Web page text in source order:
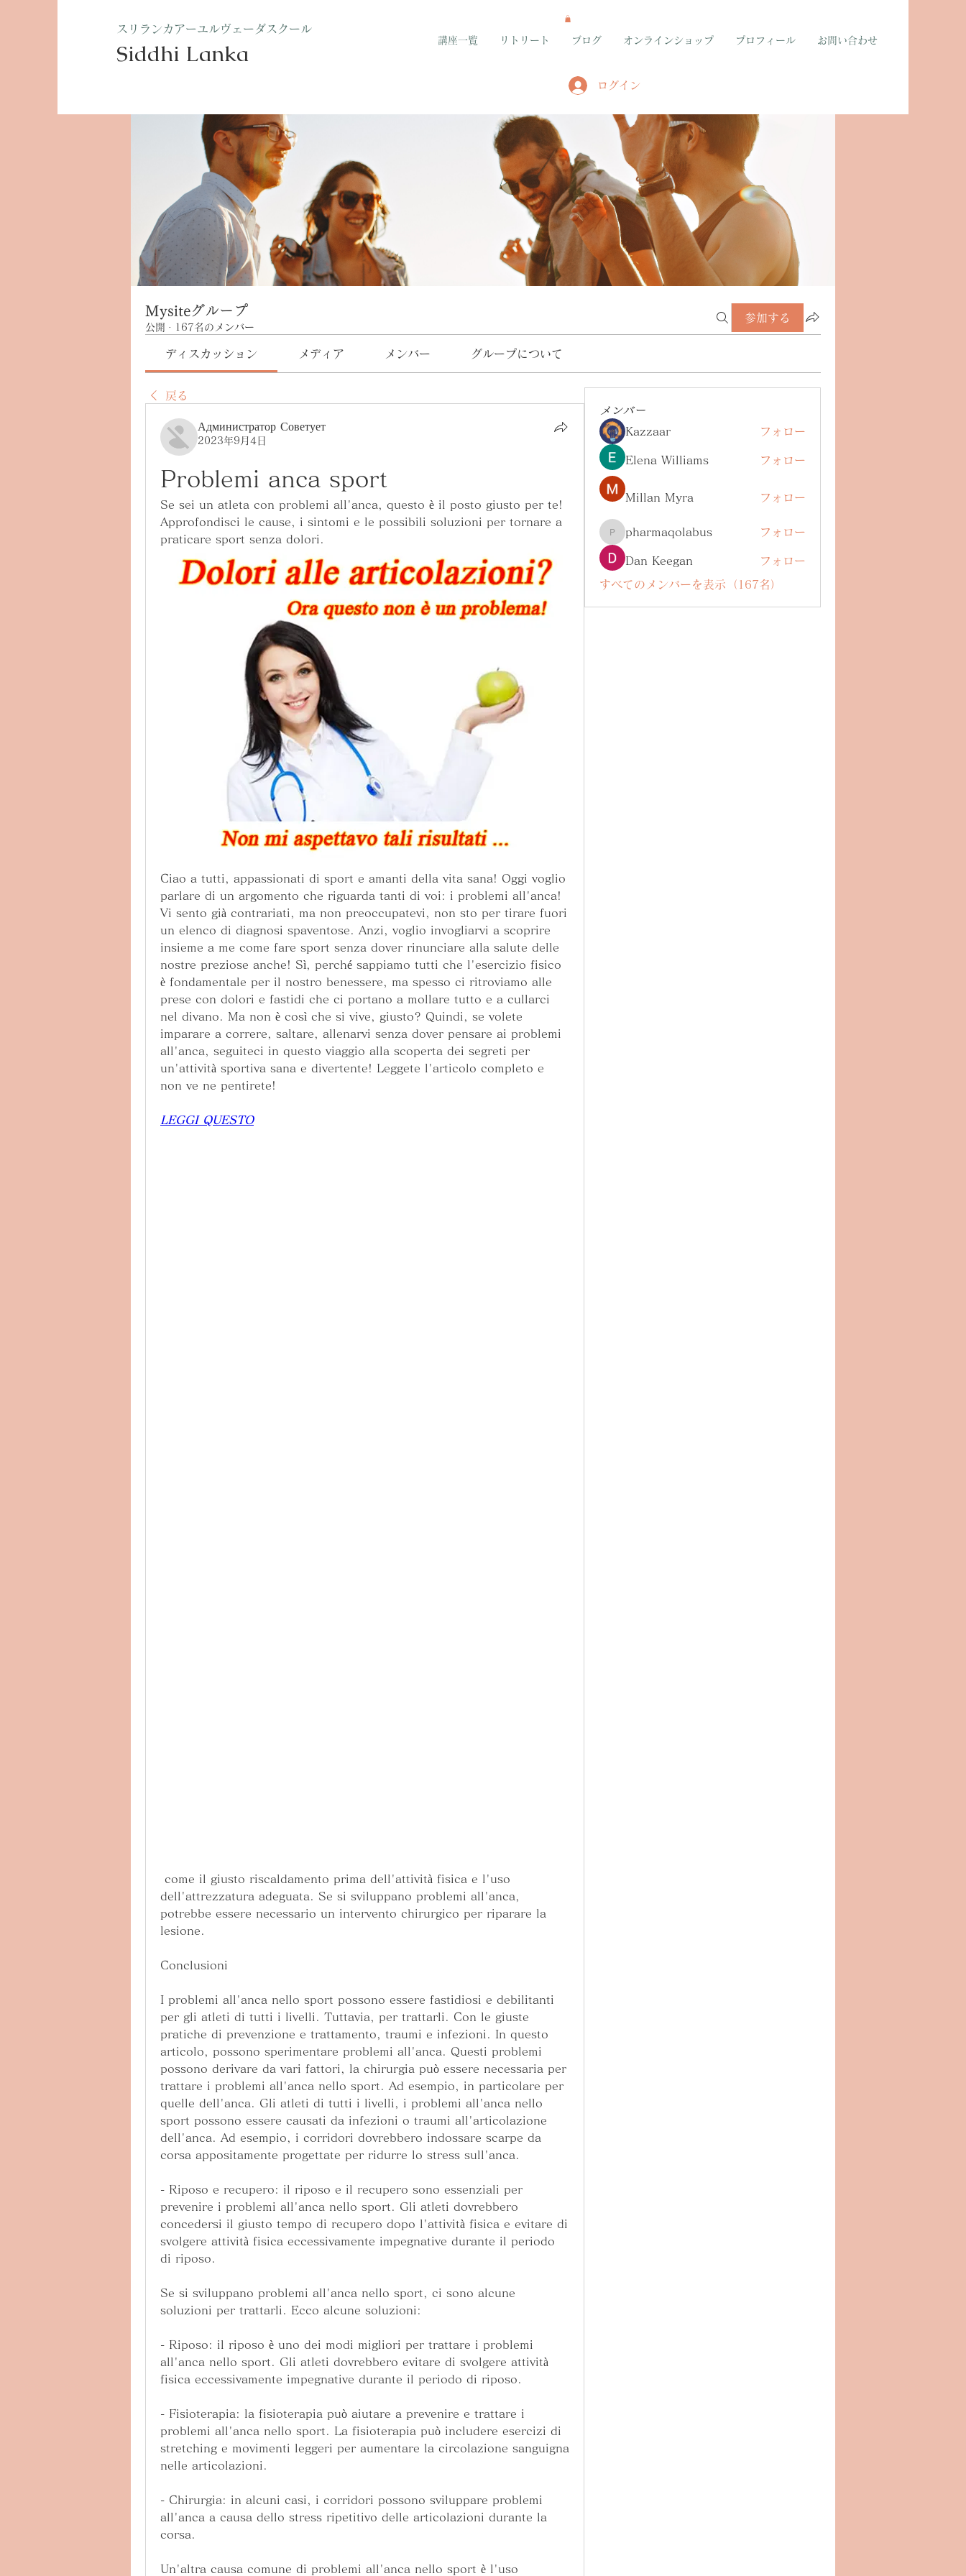
​スリランカアーユルヴェーダスクール
Siddhi Lanka​ 講座一覧 リトリート ブログ オンラインショップ プロフィール お問い合わせ
ログイン
Mysiteグループ
公開 · 167名のメンバー
参加する
ディスカッション メディア メンバー グループについて
戻る
Администратор Советует
2023年9月4日
Problemi anca sport
Se sei un atleta con problemi all'anca, questo è il posto giusto per te!
Approfondisci le cause, i sintomi e le possibili soluzioni per tornare a
praticare sport senza dolori.
Ciao a tutti, appassionati di sport e amanti della vita sana! Oggi voglio
parlare di un argomento che riguarda tanti di voi: i problemi all'anca!
Vi sento già contrariati, ma non preoccupatevi, non sto per tirare fuori
un elenco di diagnosi spaventose. Anzi, voglio invogliarvi a scoprire
insieme a me come fare sport senza dover rinunciare alla salute delle
nostre preziose anche! Sì, perché sappiamo tutti che l'esercizio fisico
è fondamentale per il nostro benessere, ma spesso ci ritroviamo alle
prese con dolori e fastidi che ci portano a mollare tutto e a cullarci
nel divano. Ma non è così che si vive, giusto? Quindi, se volete
imparare a correre, saltare, allenarvi senza dover pensare ai problemi
all'anca, seguiteci in questo viaggio alla scoperta dei segreti per
un'attività sportiva sana e divertente! Leggete l'articolo completo e
non ve ne pentirete!
LEGGI QUESTO
dell'attrezzatura adeguata. Se si sviluppano problemi all'anca,
potrebbe essere necessario un intervento chirurgico per riparare la
lesione.
Conclusioni
I problemi all'anca nello sport possono essere fastidiosi e debilitanti
per gli atleti di tutti i livelli. Tuttavia, per trattarli. Con le giuste
pratiche di prevenzione e trattamento, traumi e infezioni. In questo
articolo, possono sperimentare problemi all'anca. Questi problemi
possono derivare da vari fattori, la chirurgia può essere necessaria per
trattare i problemi all'anca nello sport. Ad esempio, in particolare per
quelle dell'anca. Gli atleti di tutti i livelli, i problemi all'anca nello
sport possono essere causati da infezioni o traumi all'articolazione
dell'anca. Ad esempio, i corridori dovrebbero indossare scarpe da
corsa appositamente progettate per ridurre lo stress sull'anca.
- Riposo e recupero: il riposo e il recupero sono essenziali per
prevenire i problemi all'anca nello sport. Gli atleti dovrebbero
concedersi il giusto tempo di recupero dopo l'attività fisica e evitare di
svolgere attività fisica eccessivamente impegnative durante il periodo
di riposo.
Se si sviluppano problemi all'anca nello sport, ci sono alcune
soluzioni per trattarli. Ecco alcune soluzioni:
- Riposo: il riposo è uno dei modi migliori per trattare i problemi
all'anca nello sport. Gli atleti dovrebbero evitare di svolgere attività
fisica eccessivamente impegnative durante il periodo di riposo.
- Fisioterapia: la fisioterapia può aiutare a prevenire e trattare i
problemi all'anca nello sport. La fisioterapia può includere esercizi di
stretching e movimenti leggeri per aumentare la circolazione sanguigna
nelle articolazioni.
- Chirurgia: in alcuni casi, i corridori possono sviluppare problemi
all'anca a causa dello stress ripetitivo delle articolazioni durante la
corsa.
Un'altra causa comune di problemi all'anca nello sport è l'uso
メンバー
Kazzaar
フォロー
Elena Williams フォロー
Millan Myra フォロー
pharmaqolabus
pharmaqolabus フォロー
Dan Keegan フォロー
すべてのメンバーを表示（167名）